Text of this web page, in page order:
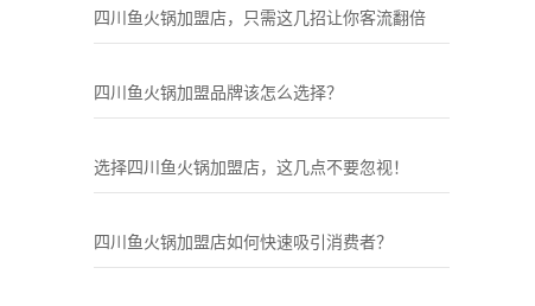
四川鱼火锅加盟店，只需这几招让你客流翻倍
四川鱼火锅加盟品牌该怎么选择？
选择四川鱼火锅加盟店，这几点不要忽视！
四川鱼火锅加盟店如何快速吸引消费者？